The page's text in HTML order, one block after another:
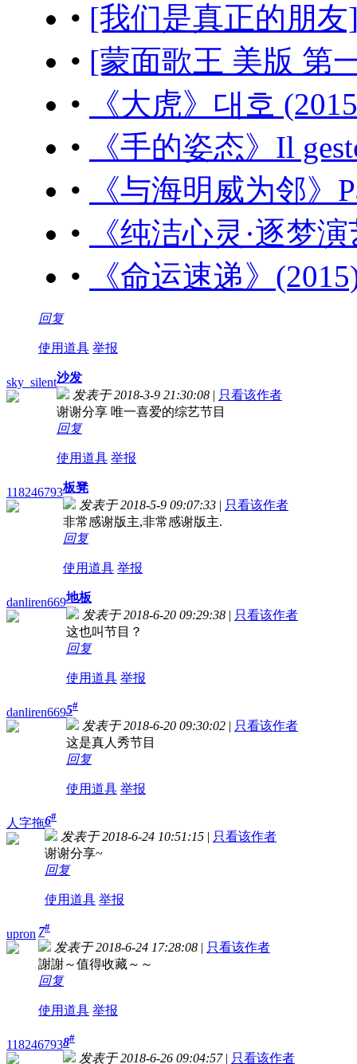
• [我们是真正的朋
• [蒙面歌王 美版 第
•
《大虎》대호
•
《手的姿态》Il
•
《与海明威为邻》
•
《纯洁心灵·逐梦
•
《命运速递》
回复
使用道具 举报
sky_silent沙发
发表于 2018-3-9 21:30:08 | 只看该作者
谢谢分享 唯一喜爱的综艺节目
回复
使用道具 举报
118246793板凳
发表于 2018-5-9 09:07:33 | 只看该作者
非常感谢版主,非常感谢版主.
回复
使用道具 举报
danliren669地板
发表于 2018-6-20 09:29:38 | 只看该作者
这也叫节目？
回复
使用道具 举报
danliren6695#
发表于 2018-6-20 09:30:02 | 只看该作者
这是真人秀节目
回复
使用道具 举报
人字拖6#
发表于 2018-6-24 10:51:15 | 只看该作者
谢谢分享~
回复
使用道具 举报
upron 7#
发表于 2018-6-24 17:28:08 | 只看该作者
謝謝～值得收藏～～
回复
使用道具 举报
1182467938#
发表于 2018-6-26 09:04:57 | 只看该作者